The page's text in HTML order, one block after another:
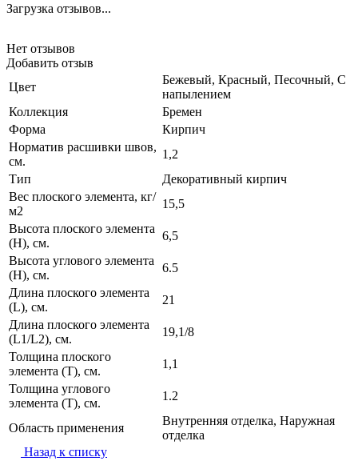
Загрузка отзывов...
Нет отзывов
Добавить отзыв
Цвет
Бежевый, Красный, Песочный, С
напылением
Коллекция
Бремен
Форма
Кирпич
Норматив расшивки швов,
см.
1,2
Тип
Декоративный кирпич
Вес плоского элемента, кг/
м2
15,5
Высота плоского элемента
(H), см.
6,5
Высота углового элемента
(H), см.
6.5
Длина плоского элемента
(L), см.
21
Длина плоского элемента
(L1/L2), см.
19,1/8
Толщина плоского
элемента (T), см.
1,1
Толщина углового
элемента (T), см.
1.2
Область применения
Внутренняя отделка, Наружная
отделка
Назад к списку